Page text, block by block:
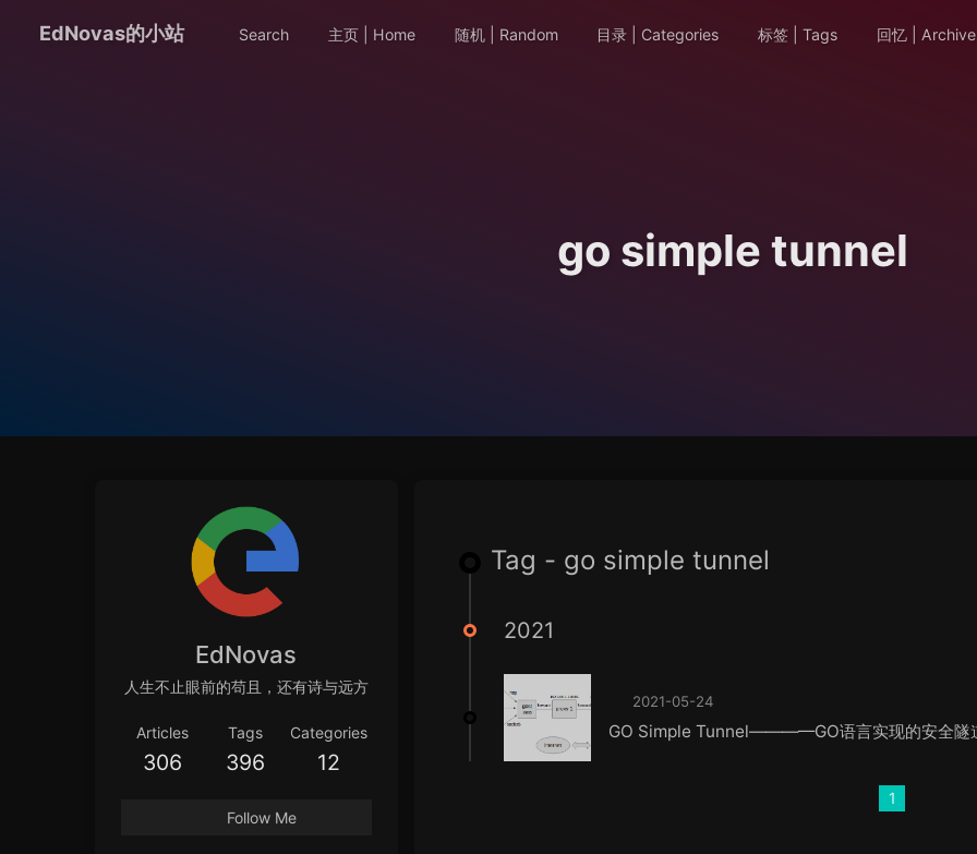
EdNovas的小站 Search 主页 | Home 随机 | Random 目录 | Categories 标签 | Tags 回忆 |
go simple tunnel
Tag - go simple tunnel
2021
2021-05-24
GO Simple Tunnel————GO语言实现的安全隧
1
EdNovas
人生不止眼前的苟且，还有诗与远方
Articles
306
Tags
396
Categories
12
Follow Me